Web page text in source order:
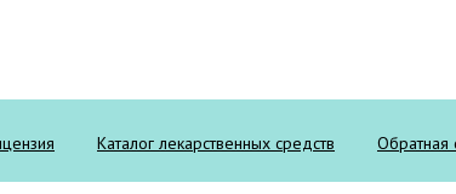
Каталог лекарственных средств Обратная